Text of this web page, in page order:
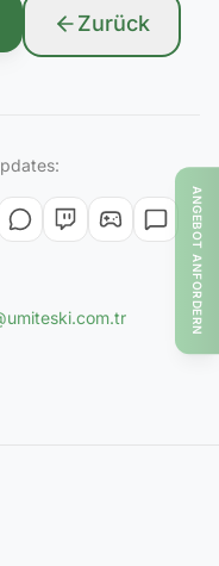
Zurück
ANGEBOT ANFORDERN